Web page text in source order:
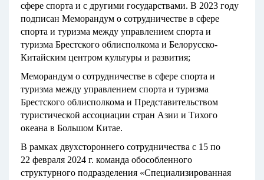
сфере спорта и с другими государствами. В 2023 году
подписан Меморандум о сотрудничестве в сфере
спорта и туризма между управлением спорта и
туризма Брестского облисполкома и Белорусско-
Китайским центром культуры и развития;
Меморандум о сотрудничестве в сфере спорта и
туризма между управлением спорта и туризма
Брестского облисполкома и Представительством
туристической ассоциации стран Азии и Тихого
океана в Большом Китае.
В рамках двухстороннего сотрудничества с 15 по
22 февраля 2024 г. команда обособленного
структурного подразделения «Специализированная